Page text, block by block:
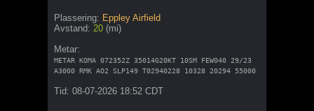
Plassering: Eppley Airfield
Avstand: 20 (mi)
Metar:
METAR KOMA 072352Z 35014G20KT 10SM FEW040 29/23
A3000 RMK AO2 SLP149 T02940228 10328 20294 55000
Tid: 08-07-2026 18:52 CDT